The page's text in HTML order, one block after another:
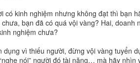
có kinh nghiệm nhưng không đạt thì bạn
bạn đã có quá vội vàng? Hai, doanh
nghiệm chưa?
vì thiếu người, đừng vội vàng tuyển
nói” người đó tài năng… mà hãy